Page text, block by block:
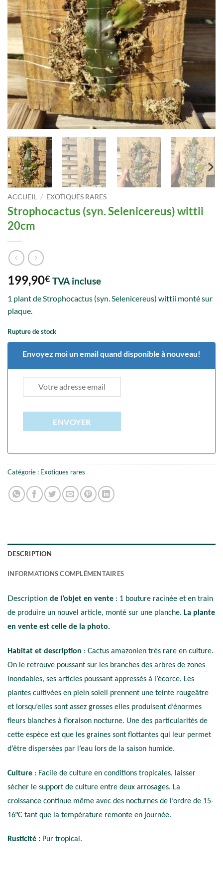
ACCUEIL / EXOTIQUES RARES
Strophocactus (syn. Selenicereus) wittii
20cm
199,90€ TVA incluse
1 plant de Strophocactus (syn. Selenicereus) wittii monté sur
plaque.
Rupture de stock
Envoyez moi un email quand disponible à nouveau!
ENVOYER
Catégorie : Exotiques rares
DESCRIPTION
INFORMATIONS COMPLÉMENTAIRES
Description de l’objet en vente : 1 bouture racinée et en train
de produire un nouvel article, monté sur une planche. La plante
en vente est celle de la photo.
Habitat et description : Cactus amazonien très rare en culture.
On le retrouve poussant sur les branches des arbres de zones
inondables, ses articles poussant appressés à l’écorce. Les
plantes cultivées en plein soleil prennent une teinte rougeâtre
et lorsqu’elles sont assez grosses elles produisent d’énormes
fleurs blanches à floraison nocturne. Une des particularités de
cette espèce est que les graines sont flottantes qui leur permet
d’être dispersées par l’eau lors de la saison humide.
Culture : Facile de culture en conditions tropicales, laisser
sécher le support de culture entre deux arrosages. La
croissance continue même avec des nocturnes de l’ordre de 15-
16°C tant que la température remonte en journée.
Rusticité : Pur tropical.